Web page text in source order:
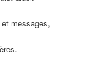
messages,